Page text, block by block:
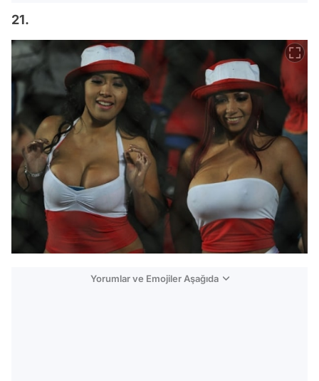
21.
Yorumlar ve Emojiler Aşağıda